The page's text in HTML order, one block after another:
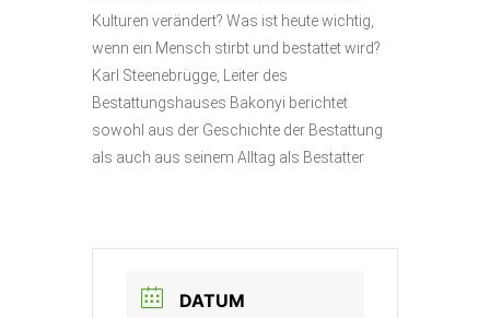
Kulturen verändert? Was ist heute wichtig,
wenn ein Mensch stirbt und bestattet wird?
Karl Steenebrügge, Leiter des
Bestattungshauses Bakonyi berichtet
sowohl aus der Geschichte der Bestattung
als auch aus seinem Alltag als Bestatter
DATUM